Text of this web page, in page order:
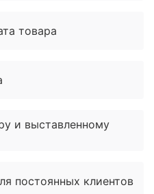
товара
и выставленному
постоянных клиентов